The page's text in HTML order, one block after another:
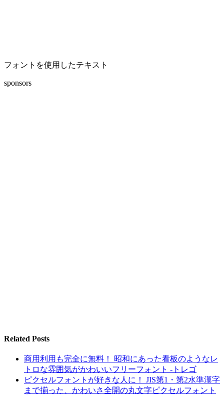
フォントを使用したテキスト
sponsors
Related Posts
商用利用も完全に無料！ 昭和にあった看板のようなレ
トロな雰囲気がかわいいフリーフォント -トレゴ
ピクセルフォントが好きな人に！ JIS第1・第2水準漢字
まで揃った、かわいさ全開の丸文字ピクセルフォント